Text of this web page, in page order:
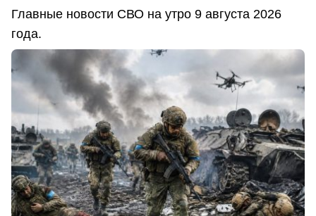
Главные новости СВО на утро 9 августа 2026
года.